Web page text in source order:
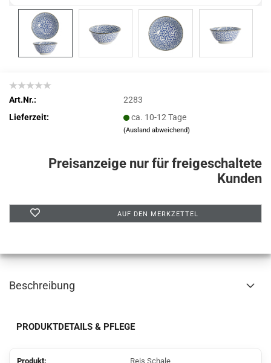
Art.Nr.:
2283
Lieferzeit:
ca. 10-12 Tage
(Ausland abweichend)
Preisanzeige nur für freigeschaltete
Kunden
AUF DEN MERKZETTEL
Beschreibung
PRODUKTDETAILS & PFLEGE
Produkt: Reis Schale